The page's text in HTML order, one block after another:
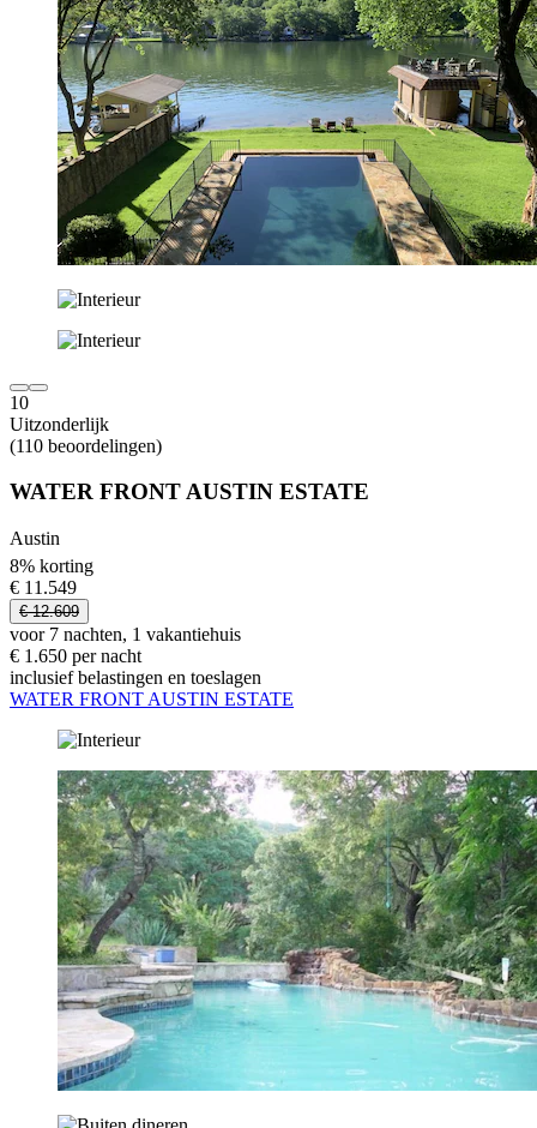
10
Uitzonderlijk
(110 beoordelingen)
WATER FRONT AUSTIN ESTATE
Austin
8% korting
€ 11.549
€ 12.609
voor 7 nachten, 1 vakantiehuis
€ 1.650 per nacht
inclusief belastingen en toeslagen
WATER FRONT AUSTIN ESTATE